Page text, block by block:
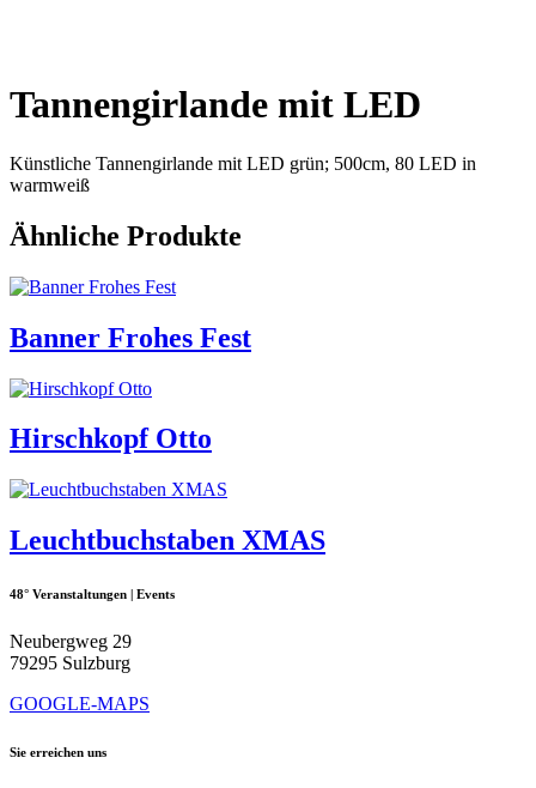
Tannengirlande mit LED
Künstliche Tannengirlande mit LED grün; 500cm, 80 LED in
warmweiß
Ähnliche Produkte
Banner Frohes Fest
Hirschkopf Otto
Leuchtbuchstaben XMAS
48° Veranstaltungen | Events
Neubergweg 29
79295 Sulzburg
GOOGLE-MAPS
Sie erreichen uns